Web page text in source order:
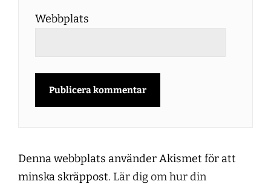
Webbplats
Denna webbplats använder Akismet för att
minska skräppost. Lär dig om hur din